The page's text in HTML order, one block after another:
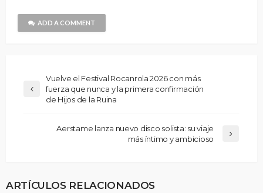
ADD A COMMENT
Vuelve el Festival Rocanrola 2026 con más
fuerza que nunca y la primera confirmación
de Hijos de la Ruina
Aerstame lanza nuevo disco solista: su viaje
más íntimo y ambicioso
ARTÍCULOS RELACIONADOS